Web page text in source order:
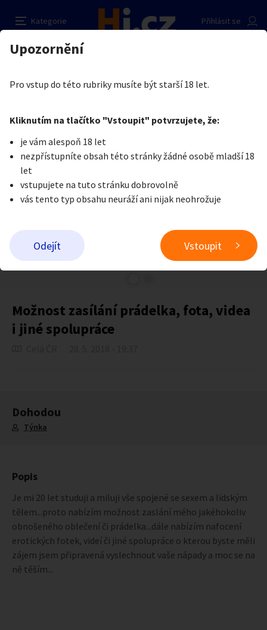
Kategorie
Přihlásit se
Auto-moto
Reality a bydlení Seznamka
Zvířata
Stroje a nářadí PC a elektro Sport a hobby
Sběratelství
Přidat inzerát
Erotika
Je nám líto, ale tenhle inzerát již není aktuální.
Možnost zasílání prádelka, fota, videa
i jiné spolupráce
Dohodou
Týnka
Popis
Je mi 20 let studuji a miluji vše spojené se sexem a lidským
tělem...proto nabízím možnost zaslání mého jakéhokoliv
obnošeného oblečení či prádelka...dále nabízím nafocení
erotických fotek, videí či jiné spolupráce o kterou byste měli
zájem jsem připravená vyslechnout vaše nápady a moc se na
ně těším...
Možnost zasílání prádelka, fota, videa i jiné
spolupráce
Prodávající
Týnka
Odeslat zprávu
Nahlásit inzerát
Upozornění
Pro vstup do této rubriky musíte být starší 18 let.
Kliknutím na tlačítko "Vstoupit" potvrzujete, že:
je vám alespoň 18 let
nezpřístupníte obsah této stránky žádné osobě mladší 18
let
vstupujete na tuto stránku dobrovolně
vás tento typ obsahu neuráží ani nijak neohrožuje
Odejít Vstoupit